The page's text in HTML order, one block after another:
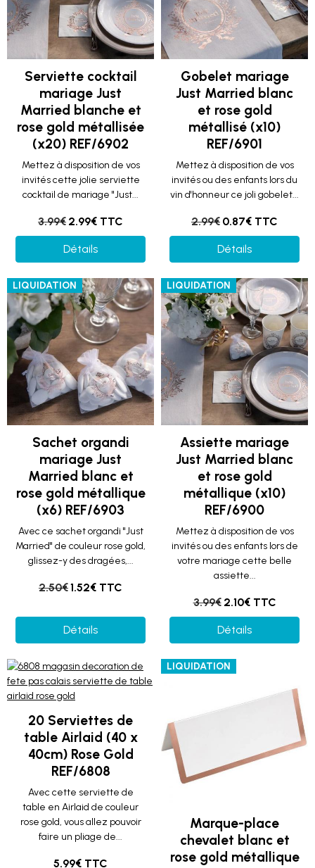
Serviette cocktail
mariage Just
Married blanche et
rose gold métallisée
(x20) REF/6902
Mettez à disposition de vos
invités cette jolie serviette
cocktail de mariage "Just...
3.99€ 2.99€ TTC
Détails
Gobelet mariage
Just Married blanc
et rose gold
métallisé (x10)
REF/6901
Mettez à disposition de vos
invités ou des enfants lors du
vin d'honneur ce joli gobelet...
2.99€ 0.87€ TTC
Détails
LIQUIDATION
Sachet organdi
mariage Just
Married blanc et
rose gold métallique
(x6) REF/6903
Avec ce sachet organdi "Just
Married" de couleur rose gold,
glissez-y des dragées,...
2.50€1.52€ TTC
Détails
LIQUIDATION
Assiette mariage
Just Married blanc
et rose gold
métallique (x10)
REF/6900
Mettez à disposition de vos
invités ou des enfants lors de
votre mariage cette belle
assiette...
3.99€ 2.10€ TTC
Détails
20 Serviettes de
table Airlaid (40 x
40cm) Rose Gold
REF/6808
Avec cette serviette de
table en Airlaid de couleur
rose gold, vous allez pouvoir
faire un pliage de...
5.99€ TTC
LIQUIDATION
Marque-place
chevalet blanc et
rose gold métallique